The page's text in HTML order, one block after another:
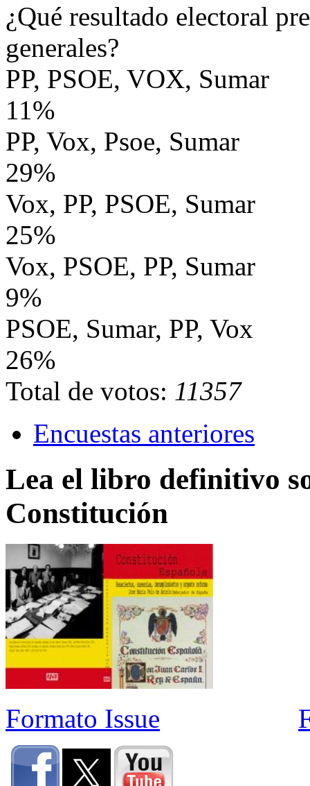
¿Qué resultado electoral
generales?
PP, PSOE, VOX, Sumar
11%
PP, Vox, Psoe, Sumar
29%
Vox, PP, PSOE, Sumar
25%
Vox, PSOE, PP, Sumar
9%
PSOE, Sumar, PP, Vox
26%
Total de votos: 11357
Encuestas anteriores
Lea el libro definitivo
Constitución
Formato Issue